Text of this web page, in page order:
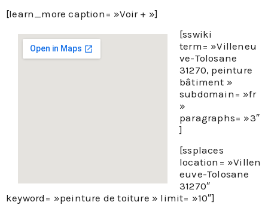
[learn_more caption= »Voir + »]
[sswiki
term= »Villeneu
ve-Tolosane
31270, peinture
bâtiment »
subdomain= »fr
»
paragraphs= »3″
]
[ssplaces
location= »Villen
euve-Tolosane
31270″
keyword= »peinture de toiture » limit= »10″]